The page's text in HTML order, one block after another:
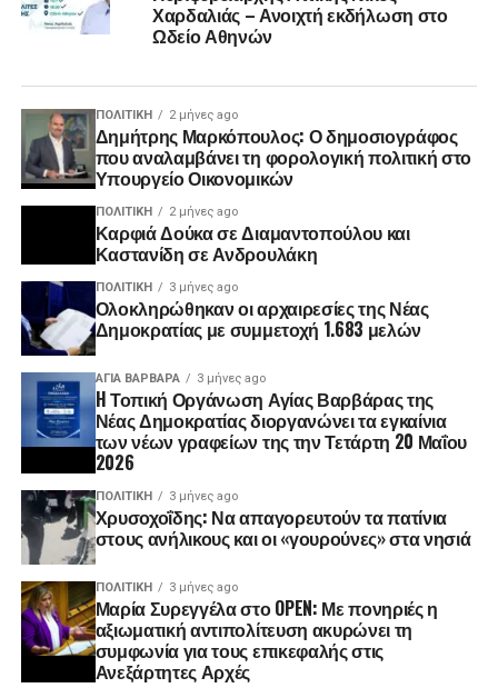
Χαρδαλιάς – Ανοιχτή εκδήλωση στο
Ωδείο Αθηνών
ΠΟΛΙΤΙΚΉ 2 μήνες ago
Δημήτρης Μαρκόπουλος: Ο δημοσιογράφος
που αναλαμβάνει τη φορολογική πολιτική στο
Υπουργείο Οικονομικών
ΠΟΛΙΤΙΚΉ 2 μήνες ago
Καρφιά Δούκα σε Διαμαντοπούλου και
Καστανίδη σε Ανδρουλάκη
ΠΟΛΙΤΙΚΉ 3 μήνες ago
Ολοκληρώθηκαν οι αρχαιρεσίες της Νέας
Δημοκρατίας με συμμετοχή 1.683 μελών
ΑΓΙΑ ΒΑΡΒΑΡΑ 3 μήνες ago
H Τοπική Οργάνωση Αγίας Βαρβάρας της
Νέας Δημοκρατίας διοργανώνει τα εγκαίνια
των νέων γραφείων της την Τετάρτη 20 Μαΐου
2026
ΠΟΛΙΤΙΚΉ 3 μήνες ago
Χρυσοχοΐδης: Να απαγορευτούν τα πατίνια
στους ανήλικους και οι «γουρούνες» στα νησιά
ΠΟΛΙΤΙΚΉ 3 μήνες ago
Μαρία Συρεγγέλα στο OPEN: Με πονηριές η
αξιωματική αντιπολίτευση ακυρώνει τη
συμφωνία για τους επικεφαλής στις
Ανεξάρτητες Αρχές